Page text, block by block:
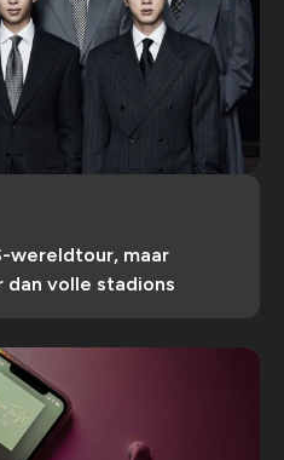
wereldtour, maar
dan volle stadions